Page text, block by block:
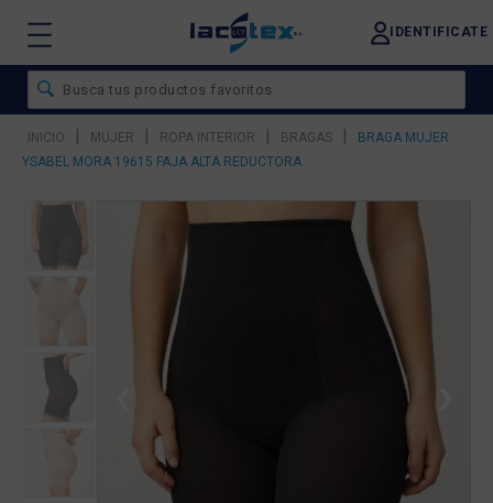
IDENTIFICATE
INICIO | MUJER | ROPA INTERIOR | BRAGAS |
BRAGA MUJER
YSABEL MORA 19615 FAJA ALTA REDUCTORA